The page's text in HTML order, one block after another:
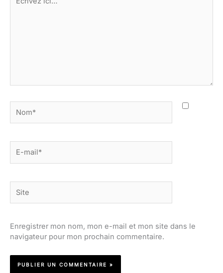
ici…
mail*
Enregistrer mon nom, mon e-mail et mon site dans le
navigateur pour mon prochain commentaire.